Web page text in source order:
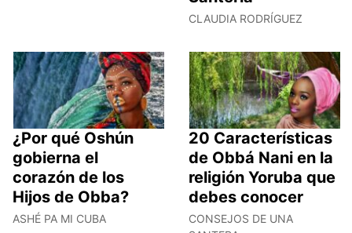
CLAUDIA RODRÍGUEZ
¿Por qué Oshún
gobierna el
corazón de los
Hijos de Obba?
ASHÉ PA MI CUBA
20 Características
de Obbá Nani en la
religión Yoruba que
debes conocer
CONSEJOS DE UNA